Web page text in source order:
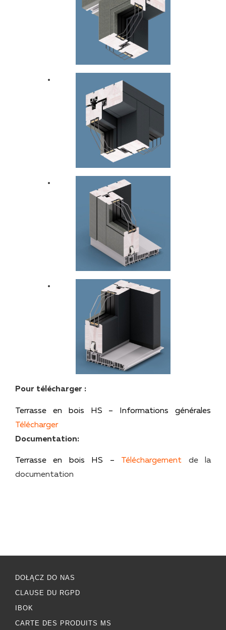
Pour télécharger :
Terrasse en bois HS – Informations générales
Télécharger
Documentation:
Terrasse en bois HS – Téléchargement de la
documentation
DOŁĄCZ DO NAS
CLAUSE DU RGPD
IBOK
CARTE DES PRODUITS MS